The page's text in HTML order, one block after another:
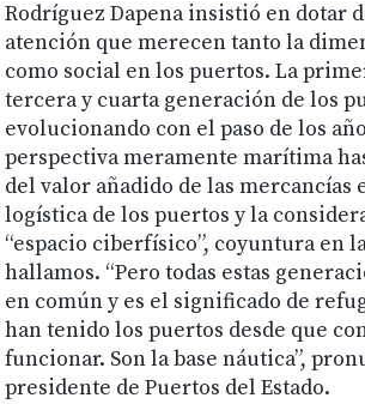
Rodríguez Dapena insistió en dotar
atención que merecen tanto la
como social en los puertos. La
tercera y cuarta generación de los
evolucionando con el paso de los
perspectiva meramente marítima
del valor añadido de las mercancías
logística de los puertos y la
“espacio ciberfísico”, coyuntura en
hallamos. “Pero todas estas
en común y es el significado de
han tenido los puertos desde que
funcionar. Son la base náutica”,
presidente de Puertos del Estado.